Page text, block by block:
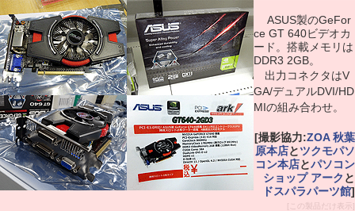
ASUS製のGeFor
ce GT 640ビデオカ
ード。搭載メモリは
DDR3 2GB。
出力コネクタはV
GA/デュアルDVI/HD
MIの組み合わせ。
[撮影協力:ZOA 秋葉
原本店とツクモパソ
コン本店とパソコン
ショップ アーク と
ドスパラパーツ館]
[この製品だけ表示]